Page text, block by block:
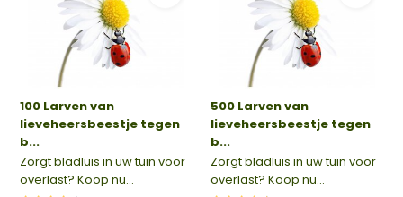
100 Larven van
lieveheersbeestje tegen
b...
Zorgt bladluis in uw tuin voor
overlast? Koop nu...
500 Larven van
lieveheersbeestje tegen
b...
Zorgt bladluis in uw tuin voor
overlast? Koop nu...